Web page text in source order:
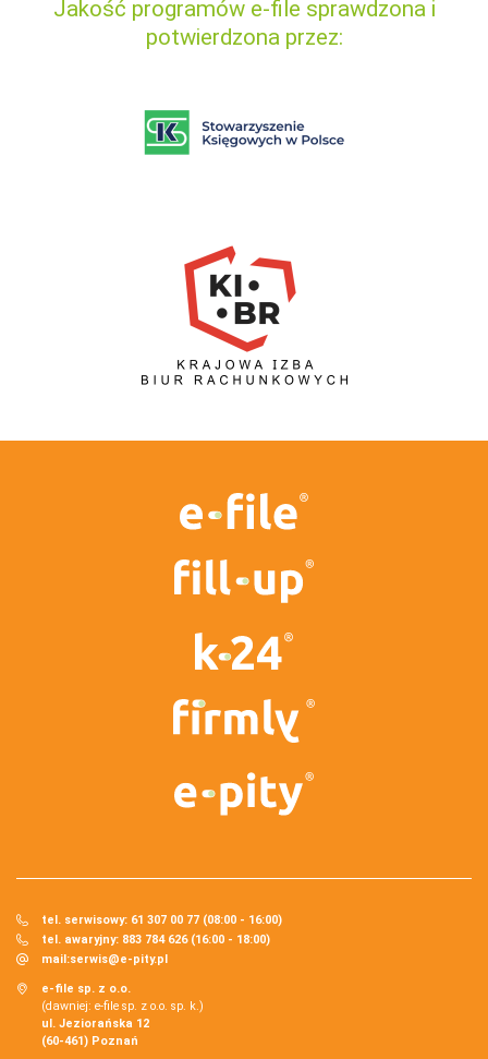
Jakość programów e-file sprawdzona i
potwierdzona przez:
tel. serwisowy: 61 307 00 77 (08:00 - 16:00)
tel. awaryjny: 883 784 626 (16:00 - 18:00)
mail:serwis@e-pity.pl
e-file sp. z o.o.
(dawniej: e-file sp. z o.o. sp. k.)
ul. Jeziorańska 12
(60-461) Poznań